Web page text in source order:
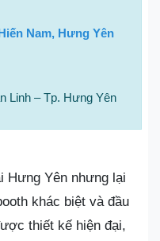
Nam, Hưng Yên
Linh – Tp. Hưng Yên
Hưng Yên nhưng lại
khác biệt và đầu
thiết kế hiện đại,